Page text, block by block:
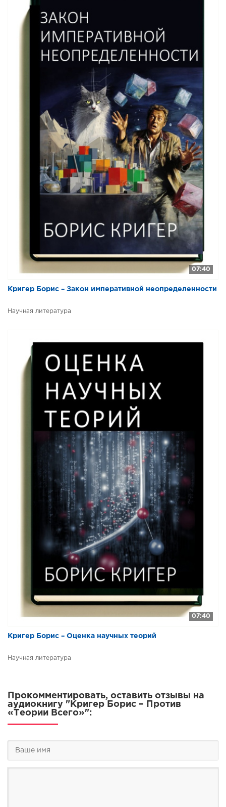
07:40
Кригер Борис – Закон императивной неопределенности
Научная литература
07:40
Кригер Борис – Оценка научных теорий
Научная литература
Прокомментировать, оставить отзывы на
аудиокнигу "Кригер Борис – Против
«Теории Всего»":